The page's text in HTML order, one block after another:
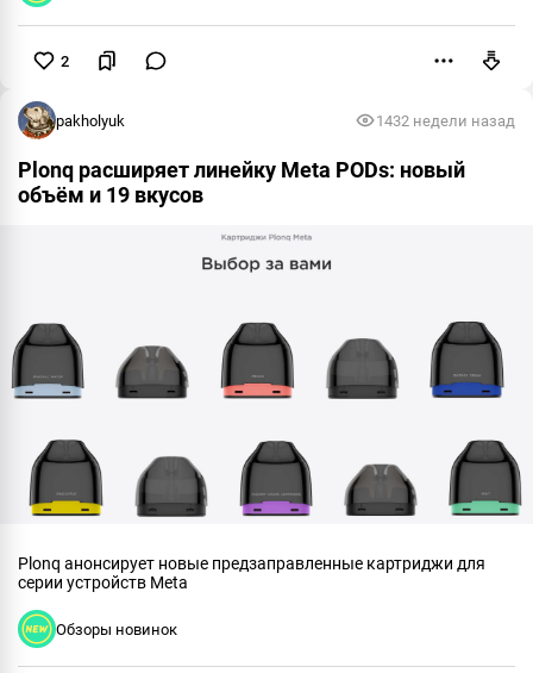
2
pakholyuk 1432 недели назад
Plonq расширяет линейку Meta PODs: новый
объём и 19 вкусов
Plonq анонсирует новые предзаправленные картриджи для
серии устройств Meta
Обзоры новинок
Пожаловаться